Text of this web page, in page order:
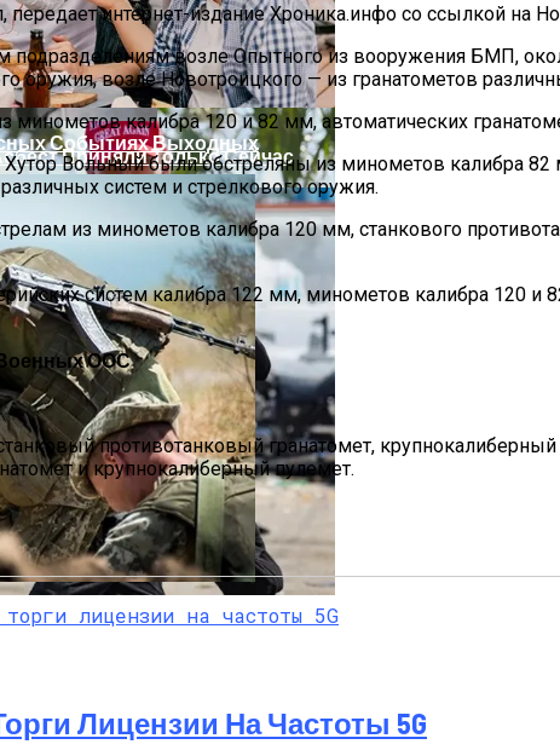
За Рубежом: Советы Для Беженцев
Что Стоит На Кону
Приняли Только Сейчас
Реальность Безнадежной Обстановки
Событиях Выходных
С Прошлого Перемирия
интернет-издание Хроника.инфо со ссылкой на
возле Опытного из вооружения БМП,
оружия, возле Новотроицкого — из гранатометов
калибра 120 и 82 мм, автоматических
Вольный были обстреляны из минометов калибра 82
систем и стрелкового оружия.
из минометов калибра 120 мм, станкового
систем калибра 122 мм, минометов калибра 120
Военных ООС
противотанковый гранатомет,
и крупнокалиберный пулемет.
Лицензии На Частоты 5G